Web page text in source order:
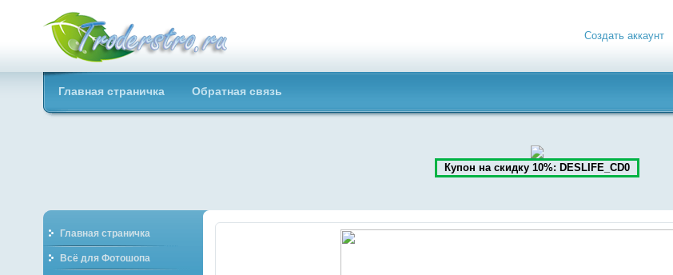
Troderstro.ru -
Портал о
Создать аккаунт
Главная страничка Обратная связь
Купон на скидку 10%: DESLIFE_CD0
Главная страничка
Всё для Фотошопа